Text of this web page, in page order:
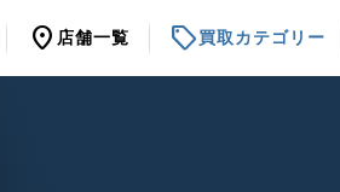
location_on 店舗一覧 sell買取カテゴリー